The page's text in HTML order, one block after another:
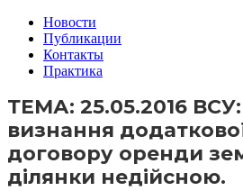
Новости
Публикации
Контакты
Практика
ТЕМА: 25.05.2016
визнання
договору оренди
ділянки недійсною.